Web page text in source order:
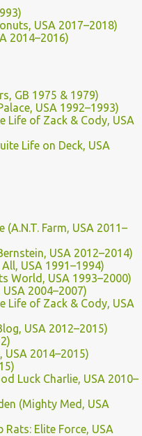
USA 2017–2018)
2014–2016)
GB 1975 & 1979)
USA 1992–1993)
Life of Zack & Cody, USA
Life on Deck, USA
(A.N.T. Farm, USA 2011–
USA 2012–2014)
USA 1991–1994)
World, USA 1993–2000)
2004–2007)
Life of Zack & Cody, USA
USA 2012–2015)
USA 2014–2015)
Luck Charlie, USA 2010–
(Mighty Med, USA
Rats: Elite Force, USA